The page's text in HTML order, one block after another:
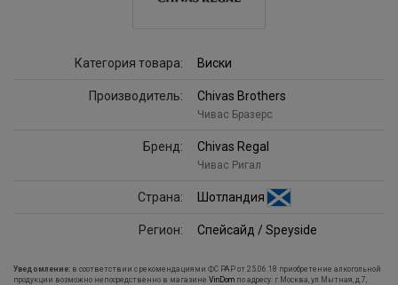
Категория товара: Виски
Производитель: Chivas Brothers
Чивас Бразерс
Бренд: Chivas Regal
Чивас Ригал
Страна: Шотландия
Регион: Спейсайд / Speyside
Уведомление: в соответствии с рекомендациями ФС РАР от 25.06.18 приобретение алкогольной
продукции возможно непосредственно в магазине VinDom по адресу: г.Москва, ул.Мытная, д.7,